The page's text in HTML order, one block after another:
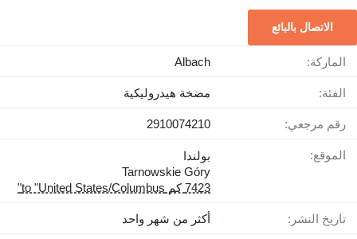
الاتصال بالبائع
الماركة: Albach
الفئة: مضخة هيدروليكية
رقم مرجعي: 2910074210
الموقع:
بولندا
Tarnowskie Góry
7423 كم to "United States/Columbus"
تاريخ النشر: أكثر من شهر واحد